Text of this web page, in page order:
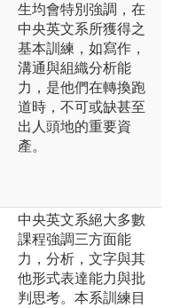
生均會特別強調，在
中央英文系所獲得之
基本訓練，如寫作，
溝通與組織分析能
力，是他們在轉換跑
道時，不可或缺甚至
出人頭地的重要資
產。
中央英文系絕大多數
課程強調三方面能
力，分析，文字與其
他形式表達能力與批
判思考。本系訓練目